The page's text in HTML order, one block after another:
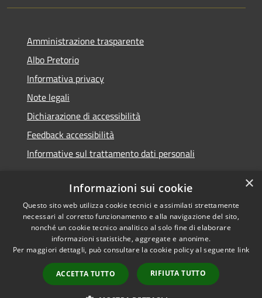
Amministrazione trasparente
Albo Pretorio
Informativa privacy
Note legali
Dichiarazione di accessibilità
Feedback accessibilità
Informative sul trattamento dati personali
RSS
Accessibilità
Cookie
Mappa del sito
Informativa trattamento
Copyright © 2026 • Comune di
Pioltello • Powered by
Municipium•Accesso
redazione
×
Informazioni sui cookie
Questo sito web utilizza cookie tecnici e assimilati strettamente
necessari al corretto funzionamento e alla navigazione del sito,
nonché un cookie tecnico analitico al solo fine di elaborare
informazioni statistiche, aggregate e anonime.
Per maggiori dettagli, può consultare la cookie policy al seguente link
ACCETTA TUTTO RIFIUTA TUTTO